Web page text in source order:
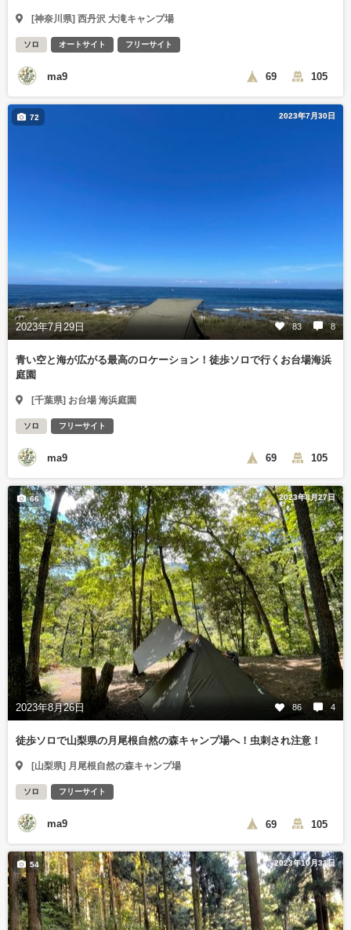
[神奈川県] 西丹沢 大滝キャンプ場
ソロ オートサイト フリーサイト
ma9 69 105
2023年7月30日
2023年7月29日 83 8
72
青い空と海が広がる最高のロケーション！徒歩ソロで行くお台場海浜
庭園
[千葉県] お台場 海浜庭園
ソロ フリーサイト
ma9 69 105
2023年8月27日
2023年8月26日 86 4
66
徒歩ソロで山梨県の月尾根自然の森キャンプ場へ！虫刺され注意！
[山梨県] 月尾根自然の森キャンプ場
ソロ フリーサイト
ma9 69 105
2023年10月31日
54